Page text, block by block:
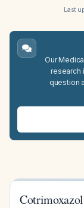
Last
Our
research
question